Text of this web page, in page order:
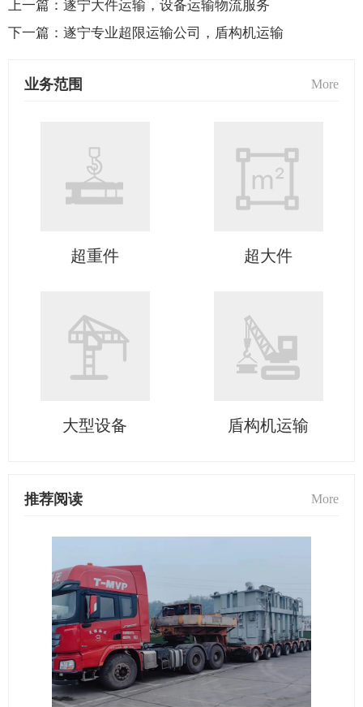
上一篇： 遂宁大件运输，设备运输物流服务
下一篇： 遂宁专业超限运输公司，盾构机运输
业务范围 More
超重件 超大件
大型设备 盾构机运输
推荐阅读 More